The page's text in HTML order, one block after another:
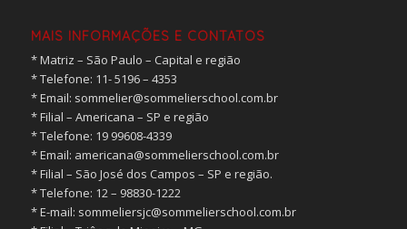
MAIS INFORMAÇÕES E CONTATOS
* Matriz – São Paulo – Capital e região
* ⁠Telefone: 11- 5196 – 4353
* ⁠Email: sommelier@sommelierschool.com.br
* ⁠Filial – Americana – SP e região
* ⁠Telefone: 19 99608-4339
* ⁠Email: americana@sommelierschool.com.br
* ⁠Filial – São José dos Campos – SP e região.
* ⁠Telefone: 12 – 98830-1222
* ⁠E-mail: sommeliersjc@sommelierschool.com.br